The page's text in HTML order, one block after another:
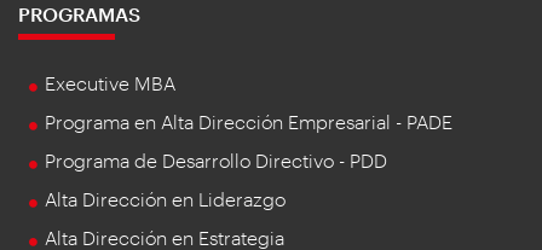
PROGRAMAS
Executive MBA
Programa en Alta Dirección Empresarial - PADE
Programa de Desarrollo Directivo - PDD
Alta Dirección en Liderazgo
Alta Dirección en Estrategia